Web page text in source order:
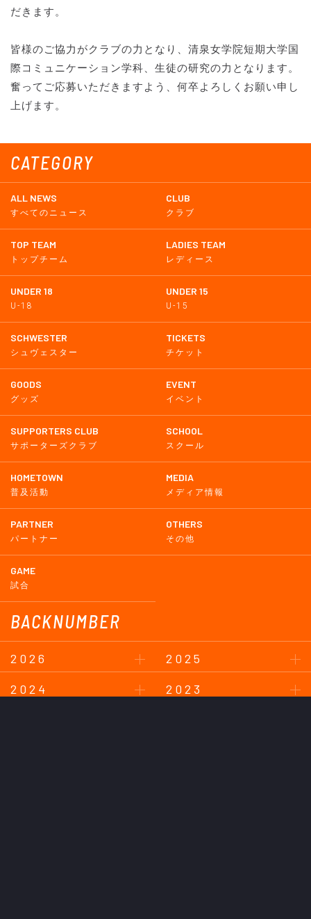
CATEGORY
ALL NEWS
すべてのニュース
CLUB
クラブ
TOP TEAM
トップチーム
LADIES TEAM
レディース
UNDER 18
U-18
UNDER 15
U-15
SCHWESTER
シュヴェスター
TICKETS
チケット
GOODS
グッズ
EVENT
イベント
SUPPORTERS CLUB
サポーターズクラブ
SCHOOL
スクール
HOMETOWN
普及活動
MEDIA
メディア情報
PARTNER
パートナー
OTHERS
その他
GAME
試合
BACKNUMBER
2026
2025
2024
2023
だきます。
皆様のご協力がクラブの力となり、清泉女学院短期大学国
際コミュニケーション学科、生徒の研究の力となります。
奮ってご応募いただきますよう、何卒よろしくお願い申し
上げます。